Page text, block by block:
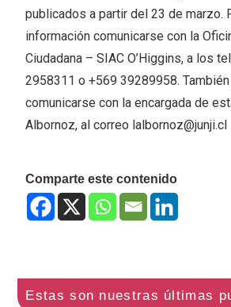
publicados a partir del 23 de marzo.
información comunicarse con la
Ciudadana – SIAC O’Higgins, a los
2958311 o +569 39289958.
comunicarse con la encargada de
Albornoz, al correo lalbornoz@junji.cl
Comparte este contenido